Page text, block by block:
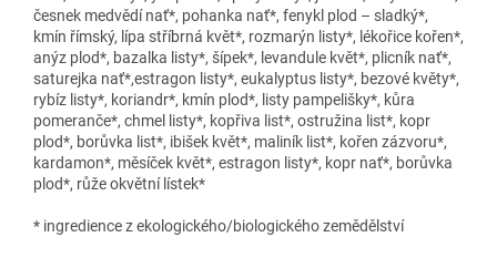
česnek medvědí nať*, pohanka nať*, fenykl plod – sladký*,
kmín římský, lípa stříbrná květ*, rozmarýn listy*, lékořice kořen*,
anýz plod*, bazalka listy*, šípek*, levandule květ*, plicník nať*,
saturejka nať*,estragon listy*, eukalyptus listy*, bezové květy*,
rybíz listy*, koriandr*, kmín plod*, listy pampelišky*, kůra
pomeranče*, chmel listy*, kopřiva list*, ostružina list*, kopr
plod*, borůvka list*, ibišek květ*, maliník list*, kořen zázvoru*,
kardamon*, měsíček květ*, estragon listy*, kopr nať*, borůvka
plod*, růže okvětní lístek*
* ingredience z ekologického/biologického zemědělství